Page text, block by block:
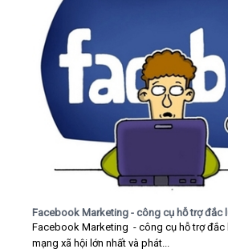
Facebook Marketing - công cụ hỗ trợ đắc
Facebook Marketing - công cụ hỗ trợ
mạng xã hội lớn nhất và phát...